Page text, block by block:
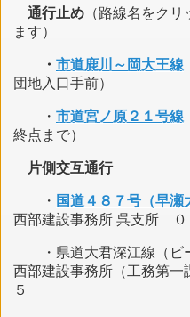
通行止め （路線名をク
ます）
・ 市道鹿川～岡大王線
団地入口手前）
・ 市道宮ノ原２１号線
終点まで）
片側交互通行
・ 国道４８７号（早瀬
西部建設事務所 呉支所 ０
・県道大君深江線（ビ
西部建設事務所（工務第一
５